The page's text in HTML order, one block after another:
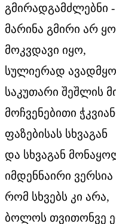
გმირადგამძლებნი
მარინა გმირი არ
მოკვდავი იყო,
სულიერად
საკუთარი შეშლის
მოჩვენებითი
ფაზებისას სხვაგან
და სხვაგან
იმდენნაირი
რომ სხვებს კი არა,
ბოლოს თვითონვე